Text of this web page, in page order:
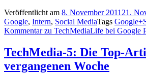
Veröffentlicht am 8. November 2011 21.
Google, Intern, Social MediaTags Google+
Kommentarzu TechMediaLife bei Google
TechMedia-5: Die Top-
vergangenen Woche